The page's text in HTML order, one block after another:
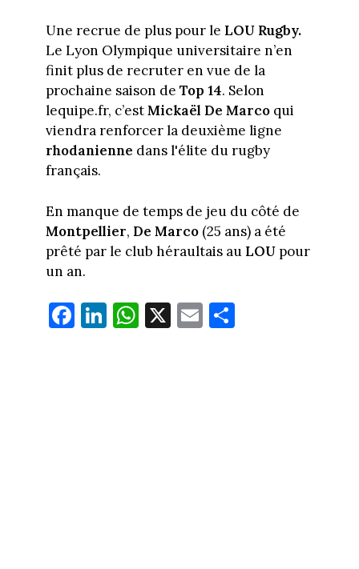
Une recrue de plus pour le LOU Rugby.
Le Lyon Olympique universitaire n’en
finit plus de recruter en vue de la
prochaine saison de Top 14. Selon
lequipe.fr, c’estMickaël De Marcoqui
viendra renforcer la deuxième ligne
rhodanienne dans l'élite du rugby
français.
En manque de temps de jeu du côté de
Montpellier, De Marco(25 ans) a été
prêté par le club héraultais au LOUpour
un an.
Fa
ce
Li
nk
W
ha
X E
m
Pa
rt